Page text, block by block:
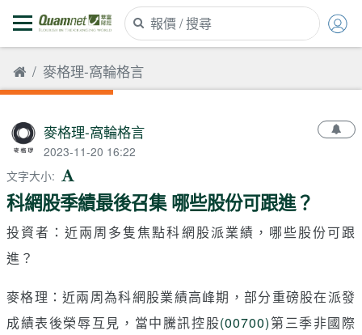
麥格理-窩輪格言
麥格理-窩輪格言
2023-11-20 16:22
文字大小:
科網股季績最後召集 哪些股份可跟進？
投資者：近兩周多隻焦點科網股派業績，哪些股份可跟
進？
麥格理：近兩周為科網股業績高峰期，部分重磅股在派發
成績表後榮辱互見，當中騰訊控股(00700)第三季非國際